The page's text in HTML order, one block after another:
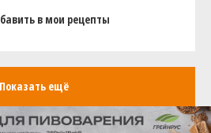
в мои рецепты
2 г
Показать ещё